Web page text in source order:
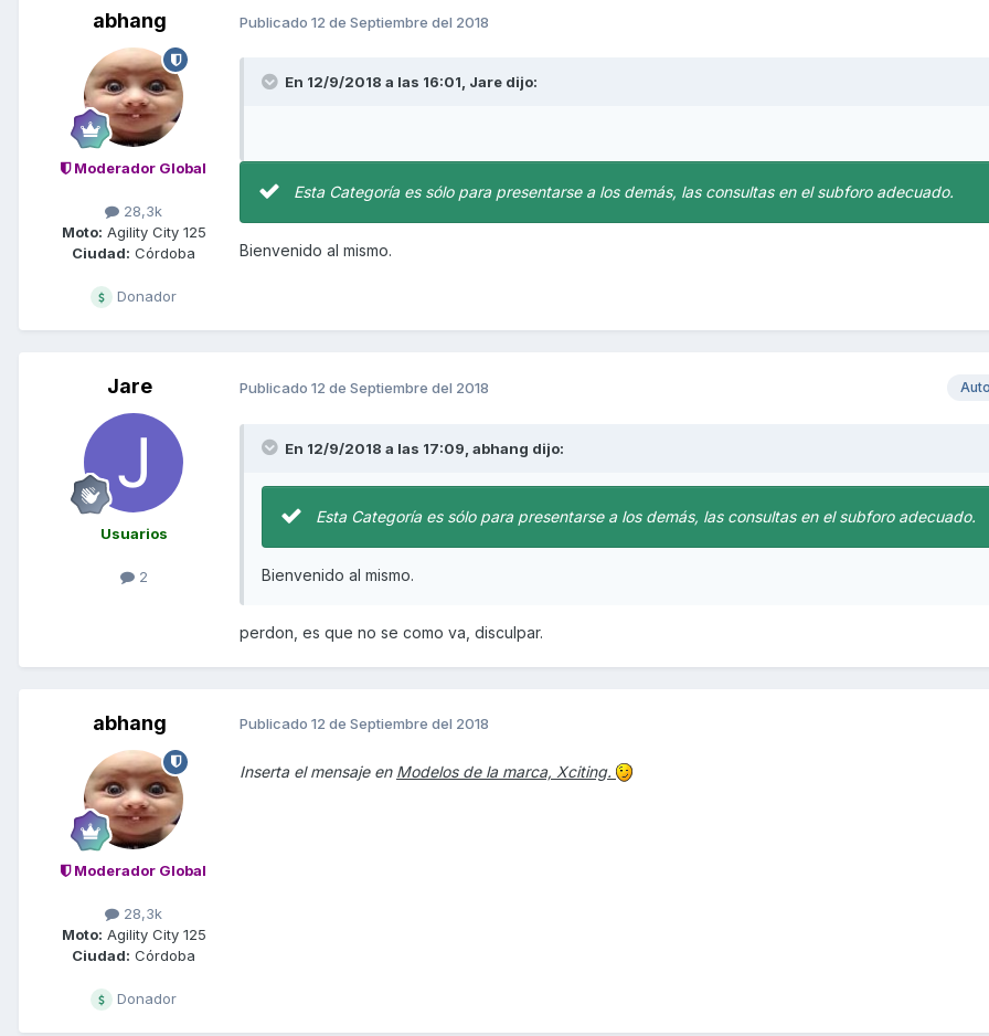
abhang
Moderador Global
28,3k
Moto: Agility City 125
Ciudad: Córdoba
Donador
Publicado 12 de Septiembre del 2018
En 12/9/2018 a las 16:01, Jare dijo:
Esta Categoría es sólo para presentarse a los demás, las consultas en el subforo adecuado.
Bienvenido al mismo.
Jare
Usuarios
2
Publicado 12 de Septiembre del 2018
En 12/9/2018 a las 17:09, abhang dijo:
Esta Categoría es sólo para presentarse a los demás, las consultas en el subforo adecuado.
Bienvenido al mismo.
perdon, es que no se como va, disculpar.
abhang
Moderador Global
28,3k
Moto: Agility City 125
Ciudad: Córdoba
Donador
Publicado 12 de Septiembre del 2018
Inserta el mensaje en Modelos de la marca, Xciting.